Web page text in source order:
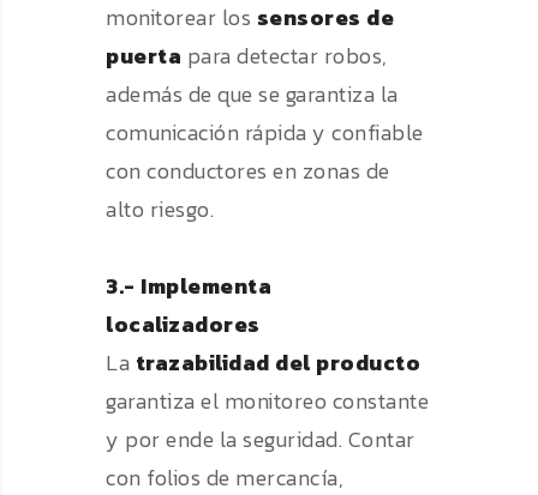
monitorear los sensores de
puerta para detectar robos,
además de que se garantiza la
comunicación rápida y confiable
con conductores en zonas de
alto riesgo.
3.- Implementa
localizadores
La trazabilidad del producto
garantiza el monitoreo constante
y por ende la seguridad. Contar
con folios de mercancía,